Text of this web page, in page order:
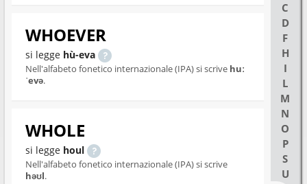
C
D
F
H
I
L
M
N
O
P
S
U
WHOEVER
si legge hù-eva
Nell'alfabeto fonetico internazionale (IPA) si scrive huː
ˈevə.
WHOLE
si legge houl
Nell'alfabeto fonetico internazionale (IPA) si scrive
həʊl.